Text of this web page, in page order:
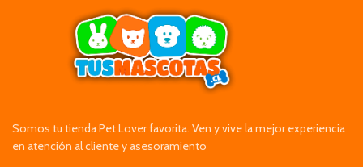
Somos tu tienda Pet Lover favorita. Ven y vive la mejor experiencia
en atención al cliente y asesoramiento